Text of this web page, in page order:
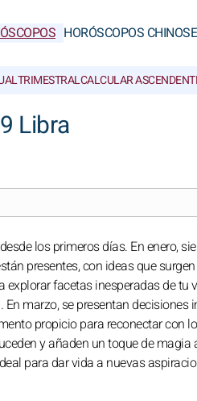
HORÓSCOPOS CHINOS
TRIMESTRALCALCULAR
Libra
los primeros días. En enero,
presentes, con ideas que
facetas inesperadas de tu
marzo, se presentan
propicio para reconectar con
y añaden un toque de
para dar vida a nuevas